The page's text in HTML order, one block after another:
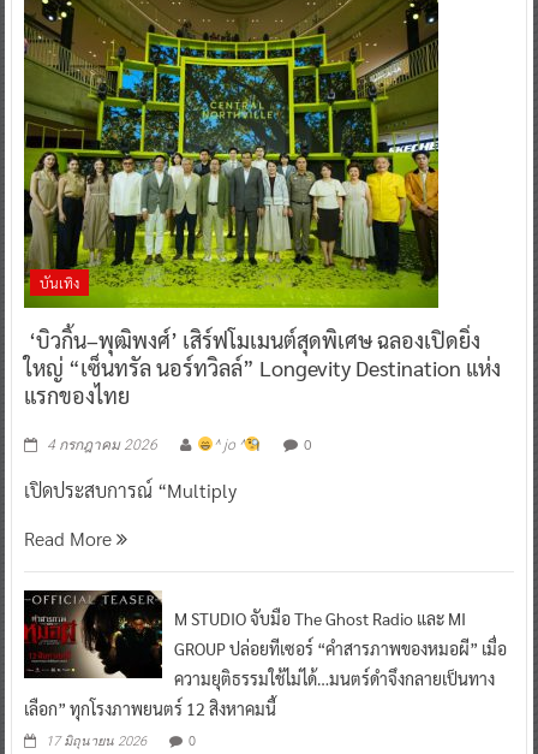
บันเทิง
‘บิวกิ้น–พุฒิพงศ์’ เสิร์ฟโมเมนต์สุดพิเศษ ฉลองเปิดยิ่ง
ใหญ่ “เซ็นทรัล นอร์ทวิลล์” Longevity Destination แห่ง
แรกของไทย
4 กรกฎาคม 2026 ^ jo ^ 0
เปิดประสบการณ์ “Multiply
Read More
M STUDIO จับมือ The Ghost Radio และ MI
GROUP ปล่อยทีเซอร์ “คำสารภาพของหมอผี” เมื่อ
ความยุติธรรมใช้ไม่ได้…มนตร์ดำจึงกลายเป็นทาง
เลือก” ทุกโรงภาพยนตร์ 12 สิงหาคมนี้
17 มิถุนายน 2026 0